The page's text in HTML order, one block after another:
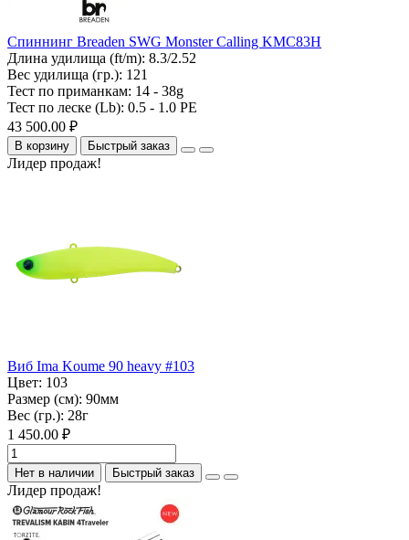
Спиннинг Breaden SWG Monster Calling KMC83H
Длина удилища (ft/m): 8.3/2.52
Вес удилища (гр.): 121
Тест по приманкам: 14 - 38g
Тест по леске (Lb): 0.5 - 1.0 PE
43 500.00 ₽
В корзину Быстрый заказ
Лидер продаж!
Виб Ima Koume 90 heavy #103
Цвет: 103
Размер (см): 90мм
Вес (гр.): 28г
1 450.00 ₽
Нет в наличии Быстрый заказ
Лидер продаж!